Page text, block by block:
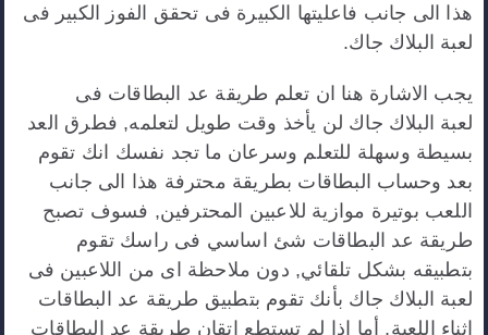
هذا الى جانب فاعليتها الكبيرة فى تحقق الفوز الكبير فى
لعبة البلاك جاك.
يجب الاشارة هنا ان تعلم طريقة عد البطاقات فى
لعبة البلاك جاك لن يأخذ وقت طويل لتعلمه, فطرق العد
بسيطة وسهلة للتعلم وسرعان ما تجد نفسك انك تقوم
بعد وحساب البطاقات بطريقة محترفة هذا الى جانب
اللعب بوتيرة موازية للاعبين المحترفين, فسوف تصبح
طريقة عد البطاقات شئ اساسي فى راسك تقوم
بتطبيقه بشكل تلقائي, دون ملاحظة اى من اللاعبين فى
لعبة البلاك جاك بأنك تقوم بتطبيق طريقة عد البطاقات
اثناء اللعبة, أما اذا لم تستطع اتقان طريقة عد البطاقات